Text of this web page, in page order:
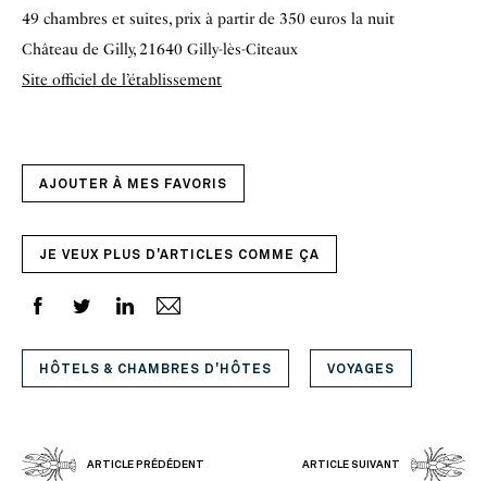
49 chambres et suites, prix à partir de 350 euros la nuit
Château de Gilly, 21640 Gilly-lès-Cîteaux
Site officiel de l’établissement
AJOUTER À MES FAVORIS
JE VEUX PLUS D'ARTICLES COMME ÇA
HÔTELS & CHAMBRES D'HÔTES VOYAGES
ARTICLE PRÉDÉDENT ARTICLE SUIVANT